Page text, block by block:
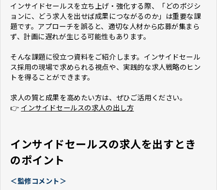
インサイドセールスを立ち上げ・強化する際、「どのポジシ
ョンに、どう求人を出せば成果につながるのか」は重要な課
題です。アプローチを誤ると、適切な人材から応募が集まら
ず、計画に遅れが生じる可能性もあります。
そんな課題に役立つ資料をご紹介します。インサイドセール
ス採用の現場で求められる視点や、実践的な求人戦略のヒン
トを得ることができます。
求人の質と成果を高めたい方は、ぜひご活用ください。
👉 インサイドセールスの求人の出し方
インサイドセールスの求人を出すとき
のポイント
＜監修コメント＞